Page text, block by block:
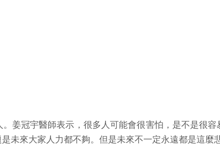
姜冠宇醫師表示，很多人可能會很害怕，是不是很
未來大家人力都不夠。但是未來不一定永遠都是這麼